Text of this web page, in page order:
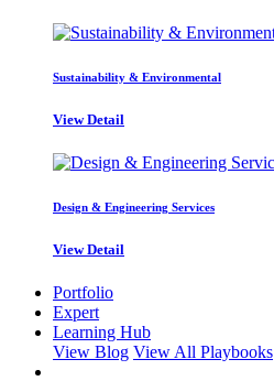
Sustainability & Environmental
View Detail
Design & Engineering Services
View Detail
Portfolio
Expert
Learning Hub
View Blog View All Playbooks